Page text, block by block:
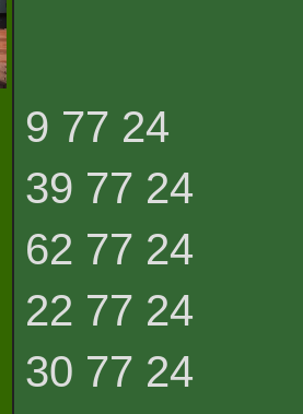
9 77 24
39 77 24
62 77 24
22 77 24
30 77 24